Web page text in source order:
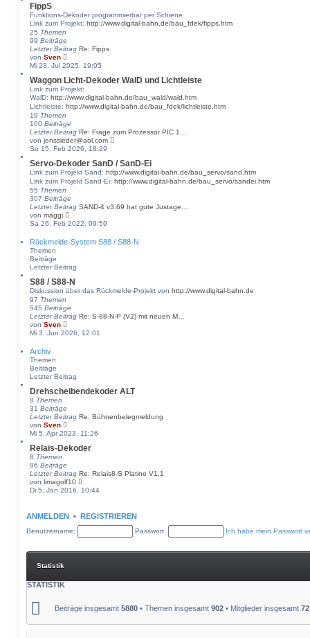
a
g
s
t
B
i
r
a
g
FippS
Funktions-Dekoder programmierbar per Schiene
Link zum Projekt: http://www.digital-bahn.de/bau_fdek/fipps.htm
25 Themen
99 Beiträge
Letzter Beitrag Re: Fipps
von Sven
e
e
s
t
e
B
e
i
t
a
g
Mi 23. Jul 2025, 19:05
Waggon Licht-Dekoder WalD und Lichtleiste
Link zum Projekt:
WalD: http://www.digital-bahn.de/bau_wald/wald.htm
Lichtleiste: http://www.digital-bahn.de/bau_fdek/lichtleiste.htm
19 Themen
100 Beiträge
Letzter Beitrag Re: Frage zum Prozessor PIC 1…
von jenssieder@aol.com
e
s
t
B
r
So 15. Feb 2026, 18:29
Servo-Dekoder SanD / SanD-Ei
Link zum Projekt Sand: http://www.digital-bahn.de/bau_servo/sand.htm
Link zum Projekt Sand-Ei: http://www.digital-bahn.de/bau_servo/sandei.htm
55 Themen
307 Beiträge
Letzter Beitrag SAND-4 v3.69 hat gute Justage…
von maggi
e
e
B
e
t
r
g
Sa 26. Feb 2022, 09:59
Rückmelde-System S88 / S88-N
Themen
Beiträge
Letzter Beitrag
S88 / S88-N
Diskussion über das Rückmelde-Projekt von http://www.digital-bahn.de
97 Themen
545 Beiträge
Letzter Beitrag Re: S-88-N-P (V2) mit neuen M…
von Sven
e
B
t
a
Mi 3. Jun 2026, 12:01
Archiv
Themen
Beiträge
Letzter Beitrag
Drehscheibendekoder ALT
8 Themen
31 Beiträge
Letzter Beitrag Re: Bühnenbelegmeldung
von Sven
e
e
e
r
B
t
a
Mi 5. Apr 2023, 11:26
Relais-Dekoder
8 Themen
96 Beiträge
Letzter Beitrag Re: Relais8-S Platine V1.1
von limagolf10
e
s
r
r
Di 5. Jan 2016, 10:44
ANMELDEN • REGISTRIEREN
Benutzername: Passwort: Ich habe mein Passwort
Statistik
STATISTIK
Beiträge insgesamt 5880 • Themen insgesamt 902 • Mitglieder insgesamt